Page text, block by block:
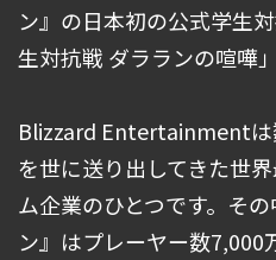
ン』の日本初の公式学生
生対抗戦 ダラランの喧嘩
Blizzard Entertainmentは
を世に送り出してきた世
ム企業のひとつです。そ
ン』はプレーヤー数